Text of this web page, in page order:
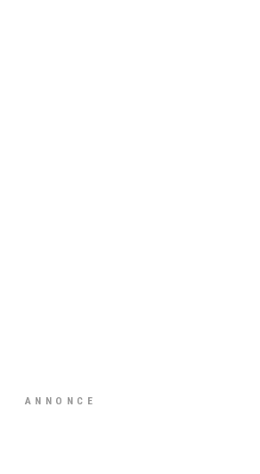
ANNONCE